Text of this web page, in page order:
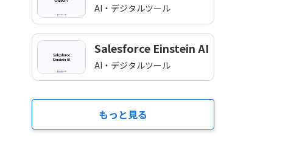
AI・デジタルツール
Salesforce Einstein AI
AI・デジタルツール
もっと見る